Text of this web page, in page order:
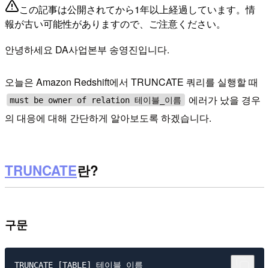
この記事は公開されてから1年以上経過しています。情
報が古い可能性がありますので、ご注意ください。
안녕하세요 DA사업본부 송영진입니다.
오늘은 Amazon Redshift에서 TRUNCATE 쿼리를 실행할 때
must be owner of relation 테이블_이름
에러가 났을 경우
의 대응에 대해 간단하게 알아보도록 하겠습니다.
TRUNCATE란?
구문